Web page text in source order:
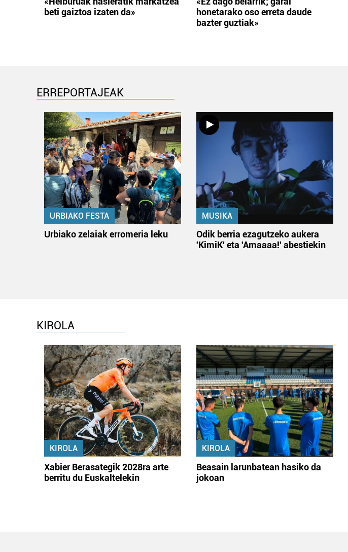
beti gaiztoa izaten da»
honetarako oso erreta daude
bazter guztiak»
ERREPORTAJEAK
URBIAKO FESTA
Urbiako zelaiak erromeria leku
MUSIKA
Odik berria ezagutzeko aukera
'KimiK' eta 'Amaaaa!' abestiekin
KIROLA
KIROLA
Xabier Berasategik 2028ra arte
berritu du Euskaltelekin
KIROLA
Beasain larunbatean hasiko da
jokoan